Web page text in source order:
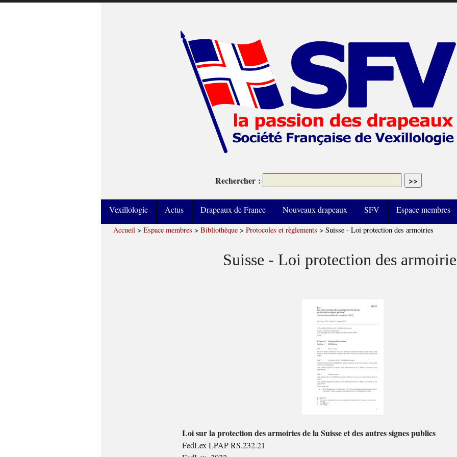
Rechercher :
Vexillologie Actus Drapeaux de France Nouveaux drapeaux SFV Espace membres
Accueil > Espace membres > Bibliothèque > Protocoles et règlements > Suisse - Loi protection des armoiries
Suisse - Loi protection des
Loi sur la protection des armoiries de la Suisse et des autres signes publics
FedLex LPAP RS.232.21